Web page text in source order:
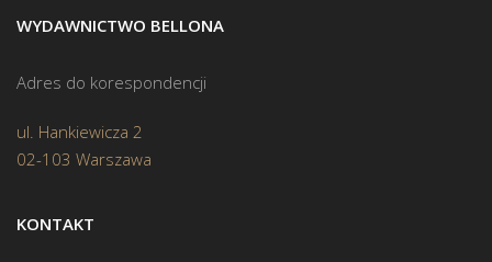
WYDAWNICTWO BELLONA
Adres do korespondencji
ul. Hankiewicza 2
02-103 Warszawa
KONTAKT